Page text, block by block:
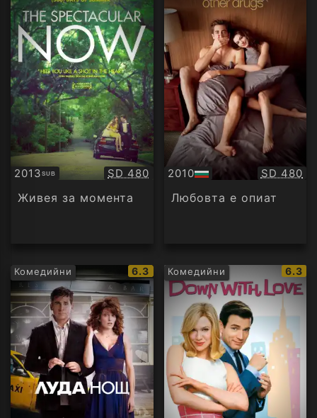
2013SUB
Субтитри Качество:
SD 480
Живея за момента
2010
БГ
аудио
SD 480
Любовта е опиат
Комедийни
IMDb
рейтинг:
6.3 Комедийни
IMDb
6.3